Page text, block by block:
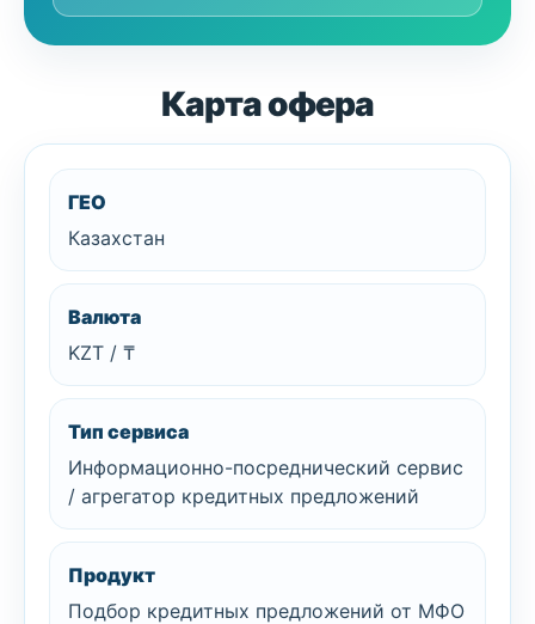
Карта офера
ГЕО
Казахстан
Валюта
KZT / ₸
Тип сервиса
Информационно-посреднический сервис
/ агрегатор кредитных предложений
Продукт
Подбор кредитных предложений от МФО